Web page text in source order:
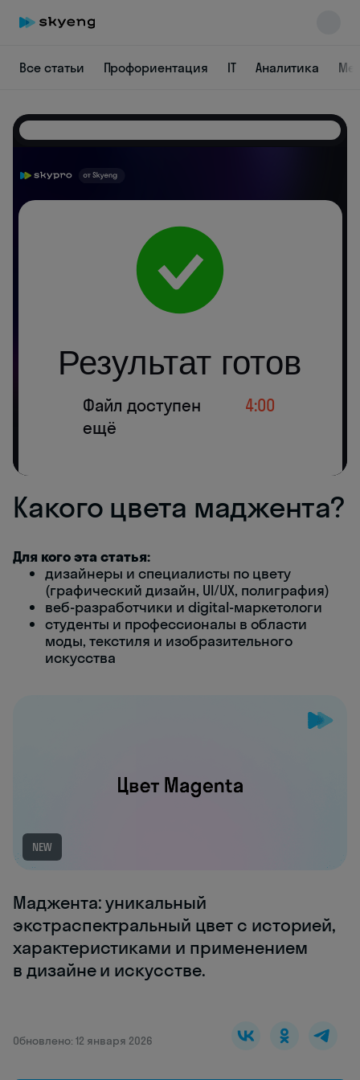
Все статьи Профориентация IT Аналитика
Какого цвета маджента?
Для кого эта статья:
дизайнеры и специалисты по цвету
(графический дизайн, UI/UX, полиграфия)
веб-разработчики и digital-маркетологи
студенты и профессионалы в области
моды, текстиля и изобразительного
искусства
NEW
Маджента: уникальный
экстраспектральный цвет с историей,
характеристиками и применением
в дизайне и искусстве.
Обновлено: 12 января 2026